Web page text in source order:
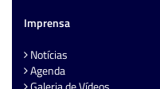
Imprensa
Notícias
Agenda